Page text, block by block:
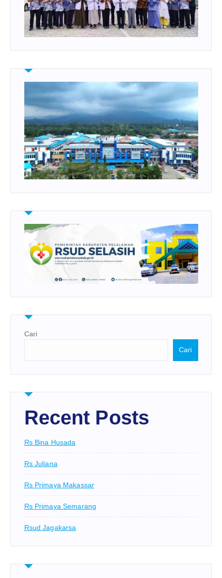
Cari
Cari
Recent Posts
Rs Bina Husada
Rs Juliana
Rs Primaya Makassar
Rs Primaya Semarang
Rsud Jagakarsa